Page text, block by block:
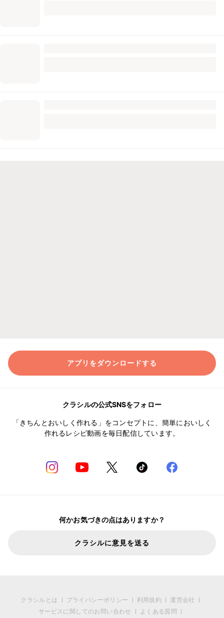
アプリをダウンロードする
クラシルの公式SNSをフォロー
「きちんとおいしく作れる」をコンセプトに、簡単においしく
作れるレシピ動画を毎日配信しています。
何かお気づきの点はありますか？
クラシルに意見を送る
クラシルとは プライバシーポリシー 利用規約
運営会社
サービスに関してのお問い合わせ
よくある質問